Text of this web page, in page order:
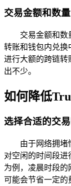
交易金额和数量
交易金额和数
转账和钱包内兑换
进行大额的跨链转
出不少。
如何降低
选择合适的交
由于网络拥堵
对空闲的时间段
为例，凌晨时段的
可能会节省一定的